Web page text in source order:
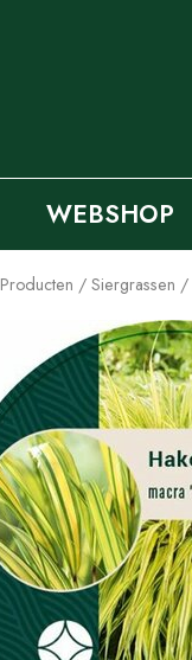
Producten Siergrassen
WEBSHOP